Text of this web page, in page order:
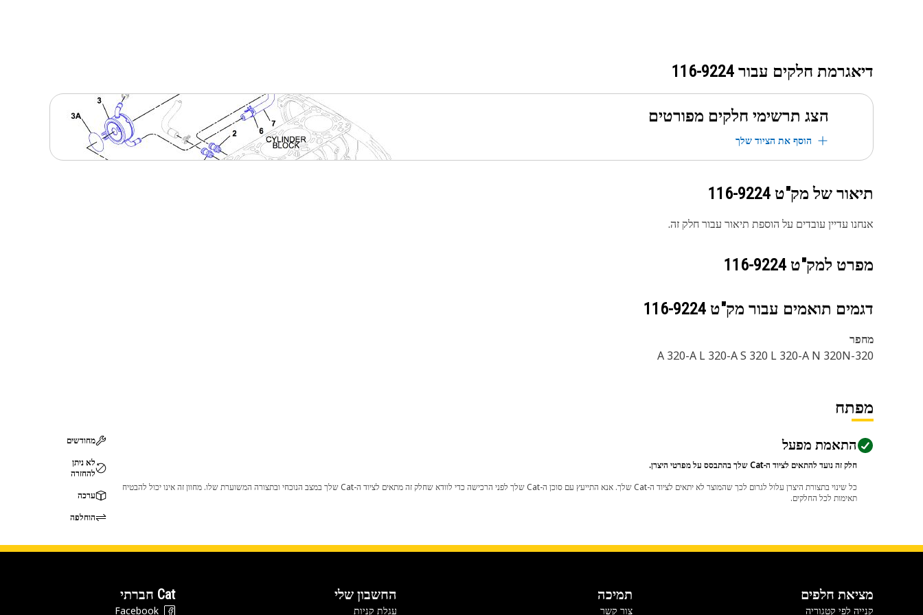
דיאגרמת חלקים עבור 116-9224
הצג תרשימי חלקים מפורטים
הוסף את הציוד שלך
תיאור של מק"ט 116-9224
אנחנו עדיין עובדים על הוספת תיאור עבור חלק זה.
מפרט למק"ט 116-9224
דגמים תואמים עבור מק"ט 116-9224
מחפר
320-A 320-A L 320-A S 320 L 320-A N 320N
מפתח
התאמת מפעל
חלק זה נועד להתאים לציוד ה-Cat שלך בהתבסס על מפרטי היצרן.
כל שינוי בתצורת היצרן עלול לגרום לכך שהמוצר לא יתאים לציוד ה-Cat שלך. אנא התייעץ עם סוכן ה-Cat שלך לפני הרכישה כדי לוודא שחלק זה מתאים לציוד ה-Cat שלך במצב הנוכחי ובתצורה המשוערת שלו. מחוון זה אינו יכול להבטיח
תאימות לכל החלקים.
מחודשים
לא ניתן
להחזרה
ערכה
הוחלפה
מציאת חלפים
קנייה לפי קטגוריה
תמיכה
צור קשר
החשבון שלי
עגלת קניות
Cat חברתי
Facebook